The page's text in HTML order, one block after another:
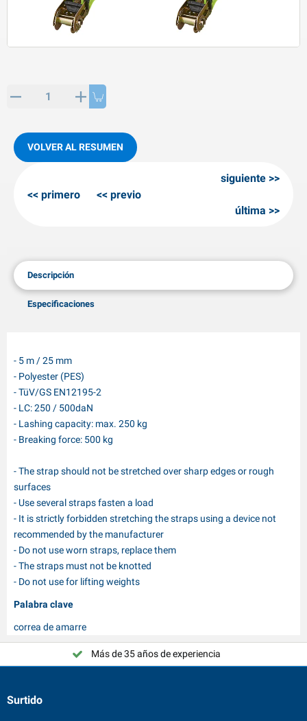
de SPP
AL-KO
para invierno
invernales
VOLVER AL RESUMEN
primero previo
siguiente
última
Descripción
Especificaciones
- 5 m / 25 mm
- Polyester (PES)
- TüV/GS EN12195-2
- LC: 250 / 500daN
- Lashing capacity: max. 250 kg
- Breaking force: 500 kg
- The strap should not be stretched over sharp edges or rough
surfaces
- Use several straps fasten a load
- It is strictly forbidden stretching the straps using a device not
recommended by the manufacturer
- Do not use worn straps, replace them
- The straps must not be knotted
- Do not use for lifting weights
Palabra clave
correa de amarre
¡Elija PAT Europe!
Más de 35 años de experiencia
Surtido